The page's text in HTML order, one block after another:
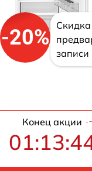
-20%
записи
Конец акции